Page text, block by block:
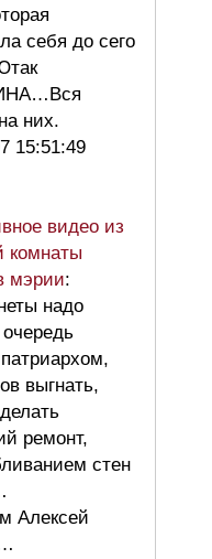
себя до сего
них.
15:51:49
видео из
комнаты
мэрии:
надо
выгнать,
ремонт,
стен
Алексей